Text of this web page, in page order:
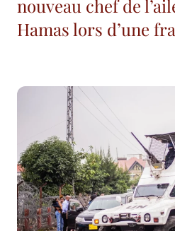
nouveau chef de
Hamas lors d’une